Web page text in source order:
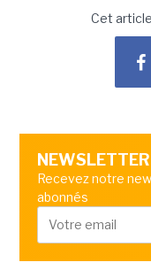
Cet
NEWSLETTER
Recevez notre
abonnés